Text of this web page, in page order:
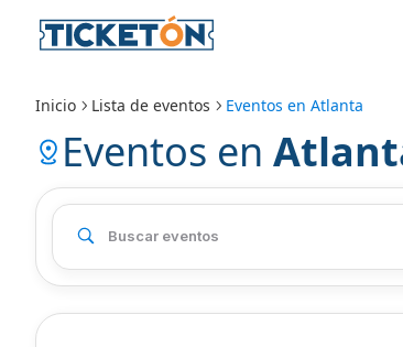
Inicio Lista de eventos Eventos en Atlanta
Eventos en